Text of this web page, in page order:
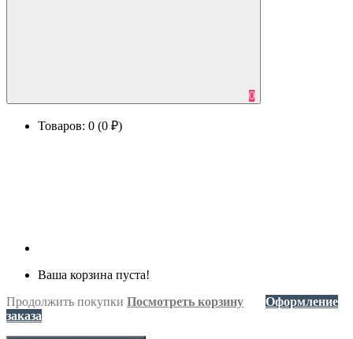
0
Товаров: 0 (0 ₽)
Ваша корзина пуста!
Продолжить покупки Посмотреть корзину
Оформление
заказа